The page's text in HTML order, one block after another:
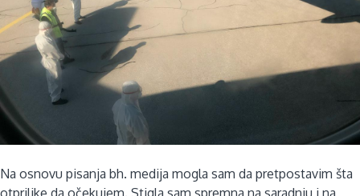
Na osnovu pisanja bh. medija mogla sam da pretpostavim šta
otprilike da očekujem. Stigla sam spremna na saradnju i na